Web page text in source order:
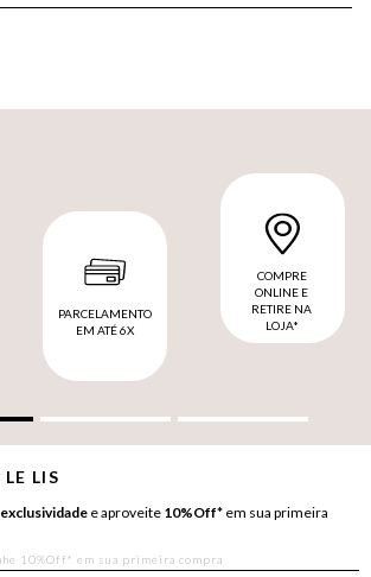
PARCELAMENTO
EM ATÉ 6X
COMPRE
ONLINE E
RETIRE NA
LOJA*
LE LIS
exclusividade e aproveite 10%Off* em sua primeira